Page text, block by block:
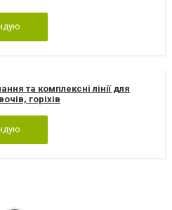
та комплексні лінії для
горіхів